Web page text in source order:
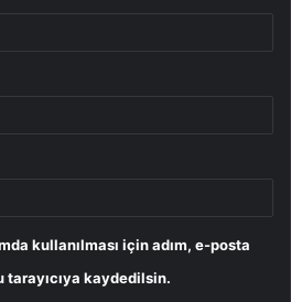
kullanılması için adım, e-posta
tarayıcıya kaydedilsin.